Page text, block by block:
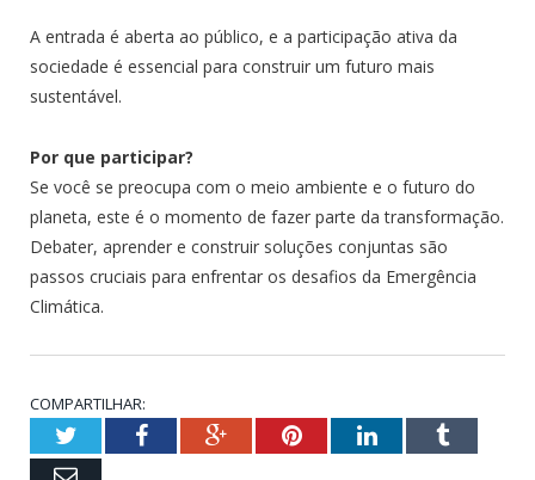
A entrada é aberta ao público, e a participação ativa da
sociedade é essencial para construir um futuro mais
sustentável.
Por que participar?
Se você se preocupa com o meio ambiente e o futuro do
planeta, este é o momento de fazer parte da transformação.
Debater, aprender e construir soluções conjuntas são
passos cruciais para enfrentar os desafios da Emergência
Climática.
COMPARTILHAR:
TwitterFacebookGoogle+PinterestLinkedInTumblr
Email